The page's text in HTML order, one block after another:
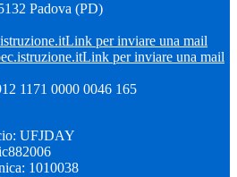
Padova (PD)
Link per inviare una mail
Link per inviare una mail
1171 0000 0046 165
UFJDAY
1010038